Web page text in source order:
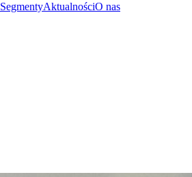
SegmentyAktualnościO nas